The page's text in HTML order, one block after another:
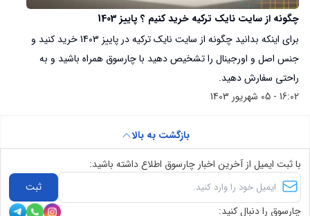
چگونه از سایت نایک ترکیه خرید کنیم ؟ پاییز 1403
برای اینکه بدانید چگونه از سایت نایک ترکیه در پاییز 1403 خرید کنید و
جنس اصل و اورجینال را تشخیص دهید با چارسوق همراه باشید و به
راحتی سفارش دهید.
16:02 - 05 شهریور 1403
بازگشت به بالا
با ثبت ایمیل از آخرین اخبار چارسوق اطلاع داشته باشید:
ثبت
چارسوق را دنبال کنید: